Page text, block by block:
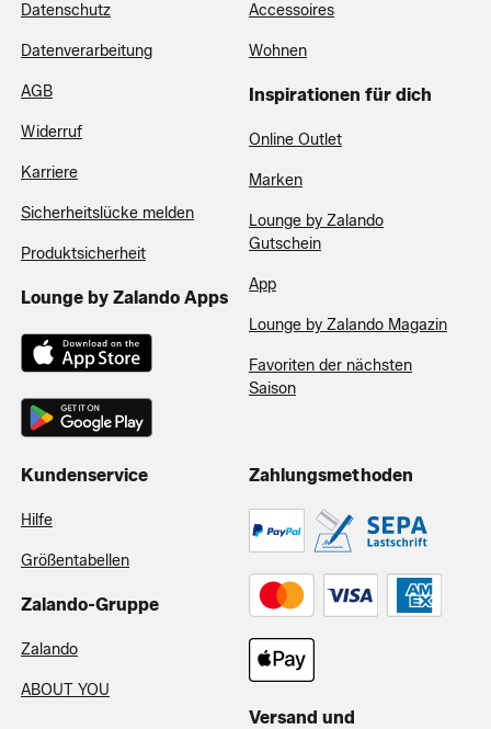
Datenschutz
Datenverarbeitung
AGB
Widerruf
Karriere
Sicherheitslücke melden
Produktsicherheit
Lounge by Zalando Apps
Accessoires
Wohnen
Inspirationen für dich
Online Outlet
Marken
Lounge by Zalando
Gutschein
App
Lounge by Zalando Magazin
Favoriten der nächsten
Saison
Kundenservice
Hilfe
Größentabellen
Zalando-Gruppe
Zalando
ABOUT YOU
Zahlungsmethoden
Versand und